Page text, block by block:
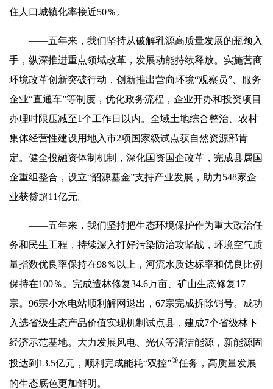
住人口城镇化率接近50％。
——五年来，我们坚持从破解乳源高质量发展的瓶颈入
手，纵深推进重点领域改革，发展动能持续释放。实施营商
环境改革创新突破行动，创新推出营商环境“观察员”、服务
企业“直通车”等制度，优化政务流程，企业开办和投资项目
办理时限压减至1个工作日以内。全域土地综合整治、农村
集体经营性建设用地入市2项国家级试点获自然资源部肯
定。健全投融资体制机制，深化国资国企改革，完成县属国
企重组整合，设立“韶源基金”支持产业发展，助力548家企
业获贷超11亿元。
——五年来，我们坚持把生态环境保护作为重大政治任
务和民生工程，持续深入打好污染防治攻坚战，环境空气质
量指数优良率保持在98％以上，河流水质达标率和优良比例
保持在100％。完成造林修复34.6万亩、矿山生态修复17
宗。96宗小水电站顺利解网退出，67宗完成拆除销号。成功
入选省级生态产品价值实现机制试点县，建成7个省级林下
经济示范基地。大力发展风电、光伏等清洁能源，新能源固
投达到13.5亿元，顺利完成能耗“双控”③任务，高质量发展
的生态底色更加鲜明。